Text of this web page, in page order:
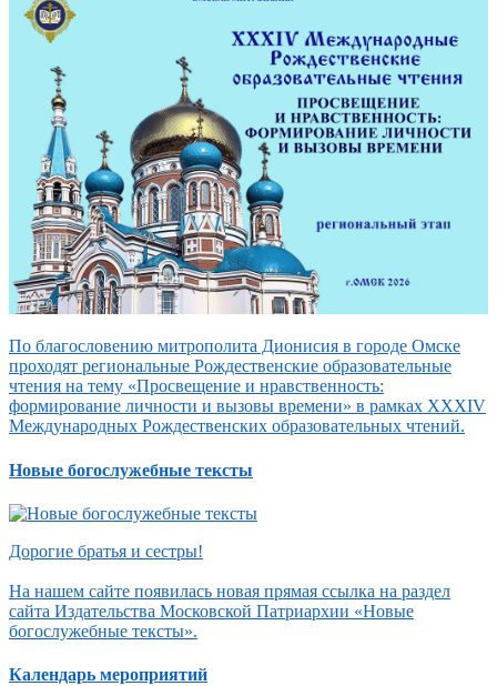
По благословению митрополита Дионисия в городе Омске
проходят региональные Рождественские образовательные
чтения на тему «Просвещение и нравственность:
формирование личности и вызовы времени» в рамках XXXIV
Международных Рождественских образовательных чтений.
Новые богослужебные тексты
Дорогие братья и сестры!
На нашем сайте появилась новая прямая ссылка на раздел
сайта Издательства Московской Патриархии «Новые
богослужебные тексты».
Календарь мероприятий